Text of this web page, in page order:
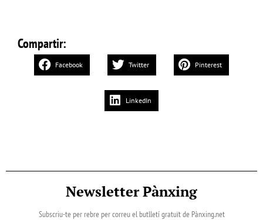
Compartir:
Facebook Twitter Pinterest
LinkedIn
Newsletter Pànxing
Subscriu-te per rebre per correu el butlletí gratuït de Pànxing.net​